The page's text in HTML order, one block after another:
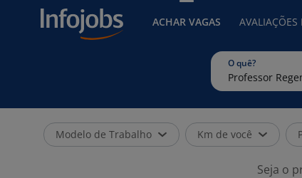
ACHAR VAGAS AVALIAÇÕES
O quê?
Modelo de Trabalho Km de você
Seja o